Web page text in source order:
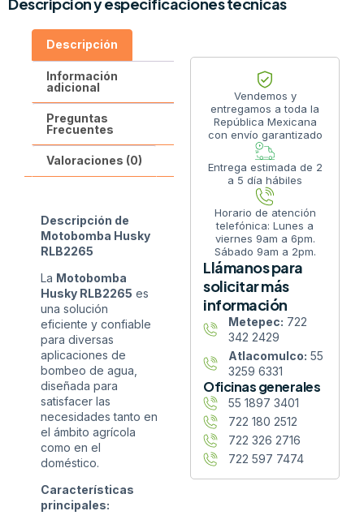
Descripción y especificaciones técnicas
Descripción
Información
adicional
Preguntas
Frecuentes
Valoraciones (0)
Descripción de
Motobomba Husky
RLB2265
La Motobomba
Husky RLB2265 es
una solución
eficiente y confiable
para diversas
aplicaciones de
bombeo de agua,
diseñada para
satisfacer las
necesidades tanto en
el ámbito agrícola
como en el
doméstico.
Características
principales:
Vendemos y
entregamos a toda la
República Mexicana
con envío garantizado
Entrega estimada de 2
a 5 día hábiles
Horario de atención
telefónica: Lunes a
viernes 9am a 6pm.
Sábado 9am a 2pm.
Llámanos para
solicitar más
información
Metepec: 722
342 2429
Atlacomulco: 55
3259 6331
Oficinas generales
55 1897 3401
722 180 2512
722 326 2716
722 597 7474